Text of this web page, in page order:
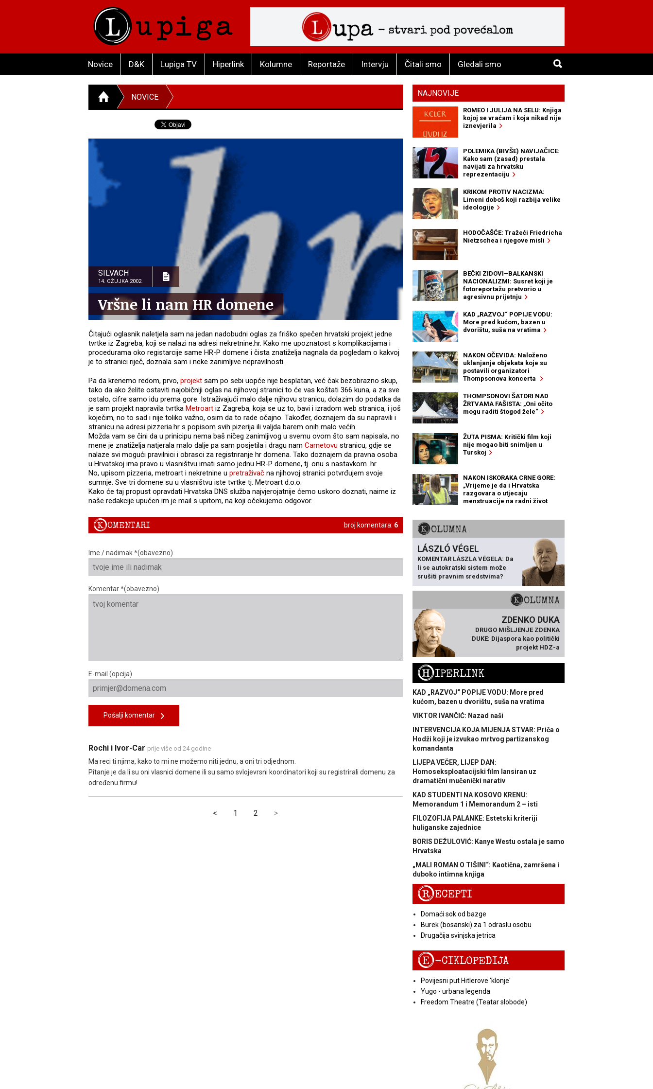
Novice D&K Lupiga TV Hiperlink Kolumne Reportaže Intervju Čitali smo Gledali smo
NOVICE
SILVACH
14. OŽUJKA 2002.
Vršne li nam HR domene
Čitajući oglasnik naletjela sam na jedan nadobudni oglas za friško spečen hrvatski projekt jedne
tvrtke iz Zagreba, koji se nalazi na adresi nekretnine.hr. Kako me upoznatost s komplikacijama i
procedurama oko registarcije same HR-P domene i čista znatiželja nagnala da pogledam o kakvoj
je to stranici riječ, doznala sam i neke zanimljive nepravilnosti.
Pa da krenemo redom, prvo, projekt sam po sebi uopće nije besplatan, već čak bezobrazno skup,
tako da ako želite ostaviti najobičniji oglas na njihovoj stranici to će vas koštati 366 kuna, a za sve
ostalo, cifre samo idu prema gore. Istraživajući malo dalje njihovu stranicu, dolazim do podatka da
je sam projekt napravila tvrtka Metroart iz Zagreba, koja se uz to, bavi i izradom web stranica, i još
koječim, no to sad i nije toliko važno, osim da to rade očajno. Također, doznajem da su napravili i
stranicu na adresi pizzeria.hr s popisom svih pizerija ili valjda barem onih malo većih.
Možda vam se čini da u prinicipu nema baš ničeg zanimljivog u svemu ovom što sam napisala, no
mene je znatiželja natjerala malo dalje pa sam posjetila i dragu nam Carnetovu stranicu, gdje se
nalaze svi mogući pravilnici i obrasci za registriranje hr domena. Tako doznajem da pravna osoba
u Hrvatskoj ima pravo u vlasništvu imati samo jednu HR-P domene, tj. onu s nastavkom .hr.
No, upisom pizzeria, metroart i nekretnine u pretraživač na njihovoj stranici potvrđujem svoje
sumnje. Sve tri domene su u vlasništvu iste tvrtke tj. Metroart d.o.o.
Kako će taj propust opravdati Hrvatska DNS služba najvjerojatnije ćemo uskoro doznati, naime iz
naše redakcije upućen im je mail s upitom, na koji očekujemo odgovor.
broj komentara: 6
KOMENTARI
Ime / nadimak *(obavezno)
Komentar *(obavezno)
E-mail (opcija)
Pošalji komentar
Rochi i Ivor-Car prije više od 24 godine
Ma reci ti njima, kako to mi ne možemo niti jednu, a oni tri odjednom.
Pitanje je da li su oni vlasnici domene ili su samo svlojevrsni koordinatori koji su registrirali domenu za
određenu firmu!
< 1 2 >
NAJNOVIJE
ROMEO I JULIJA NA SELU: Knjiga
kojoj se vraćam i koja nikad nije
iznevjerila
POLEMIKA (BIVŠE) NAVIJAČICE:
Kako sam (zasad) prestala
navijati za hrvatsku
reprezentaciju
KRIKOM PROTIV NACIZMA:
Limeni doboš koji razbija velike
ideologije
HODOČAŠĆE: Tražeći Friedricha
Nietzschea i njegove misli
BEČKI ZIDOVI–BALKANSKI
NACIONALIZMI: Susret koji je
fotoreportažu pretvorio u
agresivnu prijetnju
KAD „RAZVOJ“ POPIJE VODU:
More pred kućom, bazen u
dvorištu, suša na vratima
NAKON OČEVIDA: Naloženo
uklanjanje objekata koje su
postavili organizatori
Thompsonova koncerta
THOMPSONOVI ŠATORI NAD
ŽRTVAMA FAŠISTA: „Oni očito
mogu raditi štogod žele“
ŽUTA PISMA: Kritički film koji
nije mogao biti snimljen u
Turskoj
NAKON ISKORAKA CRNE GORE:
„Vrijeme je da i Hrvatska
razgovara o utjecaju
menstruacije na radni život
KOLUMNA
LÁSZLÓ VÉGEL
KOMENTAR LÁSZLA VÉGELA: Da
li se autokratski sistem može
srušiti pravnim sredstvima?
KOLUMNA
ZDENKO DUKA
DRUGO MIŠLJENJE ZDENKA
DUKE: Dijaspora kao politički
projekt HDZ-a
HIPERLINK
KAD „RAZVOJ“ POPIJE VODU: More pred
kućom, bazen u dvorištu, suša na vratima
VIKTOR IVANČIĆ: Nazad naši
INTERVENCIJA KOJA MIJENJA STVAR: Priča o
Hodži koji je izvukao mrtvog partizanskog
komandanta
LIJEPA VEČER, LIJEP DAN:
Homoseksploatacijski film lansiran uz
dramatični mučenički narativ
KAD STUDENTI NA KOSOVO KRENU:
Memorandum 1 i Memorandum 2 – isti
FILOZOFIJA PALANKE: Estetski kriteriji
huliganske zajednice
BORIS DEŽULOVIĆ: Kanye Westu ostala je samo
Hrvatska
„MALI ROMAN O TIŠINI“: Kaotična, zamršena i
duboko intimna knjiga
RECEPTI
Domaći sok od bazge
Burek (bosanski) za 1 odraslu osobu
Drugačija svinjska jetrica
E-CIKLOPEDIJA
Povijesni put Hitlerove 'klonje'
Yugo - urbana legenda
Freedom Theatre (Teatar slobode)